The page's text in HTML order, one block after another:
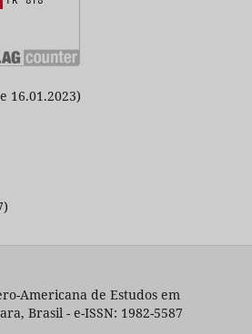
16.01.2023)
Americana de Estudos em
Brasil - e-ISSN: 1982-5587